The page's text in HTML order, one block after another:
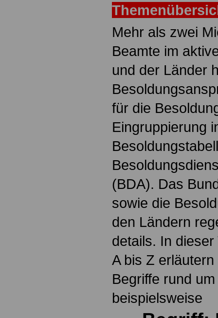
Mehr als zwei
Beamte im
und der Länder
für die
Eingruppierung
(BDA). Das
sowie die
den Ländern
details. In
A bis Z
Begriffe rund
beispielsweise